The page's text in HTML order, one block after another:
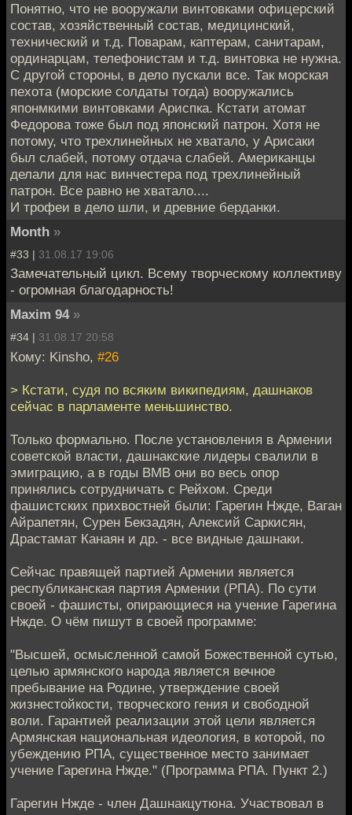
Понятно, что не вооружали винтовками офицерский
состав, хозяйственный состав, медицинский,
технический и т.д. Поварам, каптерам, санитарам,
ординарцам, телефонистам и т.д. винтовка не нужна.
С другой стороны, в дело пускали все. Так морская
пехота (морские солдаты тогда) вооружались
японмкими винтовками Ариспка. Кстати атомат
Федорова тоже был под японский патрон. Хотя не
потому, что трехлинейных не хватало, у Арисаки
был слабей, потому отдача слабей. Американцы
делали для нас винчестера под трехлинейный
патрон. Все равно не хватало....
И трофеи в дело шли, и древние берданки.
Month »
#33 | 31.08.17 19:06
Замечательный цикл. Всему творческому коллективу
- огромная благодарность!
Maxim 94 »
#34 | 31.08.17 20:58
Кому: Kinsho, #26
> Кстати, судя по всяким википедиям, дашнаков
сейчас в парламенте меньшинство.
Только формально. После установления в Армении
советской власти, дашнакские лидеры свалили в
эмиграцию, а в годы ВМВ они во весь опор
принялись сотрудничать с Рейхом. Среди
фашистских прихвостней были: Гарегин Нжде, Ваган
Айрапетян, Сурен Бекзадян, Алексий Саркисян,
Драстамат Канаян и др. - все видные дашнаки.
Сейчас правящей партией Армении является
республиканская партия Армении (РПА). По сути
своей - фашисты, опирающиеся на учение Гарегина
Нжде. О чём пишут в своей программе:
"Высшей, осмысленной самой Божественной сутью,
целью армянского народа является вечное
пребывание на Родине, утверждение своей
жизнестойкости, творческого гения и свободной
воли. Гарантией реализации этой цели является
Армянская национальная идеология, в которой, по
убеждению РПА, существенное место занимает
учение Гарегина Нжде." (Программа РПА. Пункт 2.)
Гарегин Нжде - член Дашнакцутюна. Участвовал в